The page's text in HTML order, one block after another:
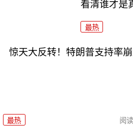
看清谁才是
最热
惊天大反转！特朗普支持率
最热 阅读